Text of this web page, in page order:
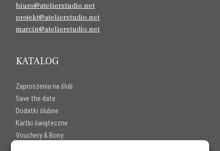
biuro@atelierstudio.net
projekt@atelierstudio.net
marcin@atelierstudio.net
KATALOG
Zaproszenia na ślub
Save the date
Dodatki ślubne
Kartki świąteczne
Vouchery & Bony